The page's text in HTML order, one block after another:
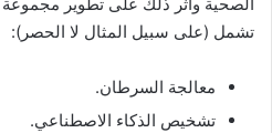
تشمل (على سبيل المثال لا الحصر):
معالجة السرطان.
تشخيص الذكاء الاصطناعي.